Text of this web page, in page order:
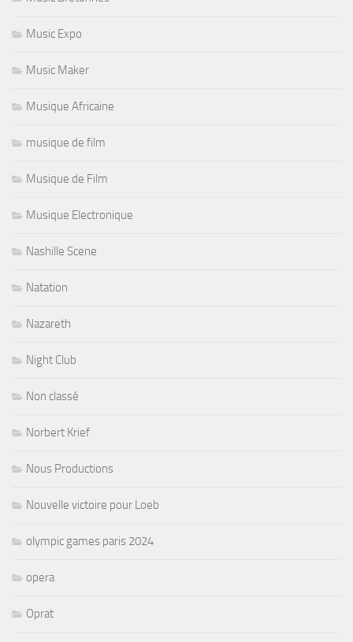
Music Expo
Music Maker
Musique Africaine
musique de film
Musique de Film
Musique Electronique
Nashille Scene
Natation
Nazareth
Night Club
Non classé
Norbert Krief
Nous Productions
Nouvelle victoire pour Loeb
olympic games paris 2024
opera
Oprat